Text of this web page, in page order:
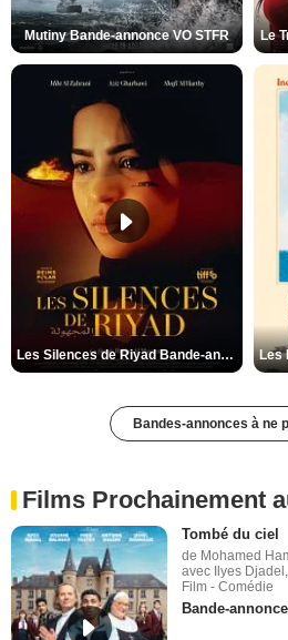
Mutiny Bande-annonce VO STFR Le
Les Silences de Riyad Bande-annonce VO STFR
Bandes-annonces à ne
Films Prochainement
Tombé du ciel
de Mohamed
avec Ilyes
Film - Comédie
Bande-annonce